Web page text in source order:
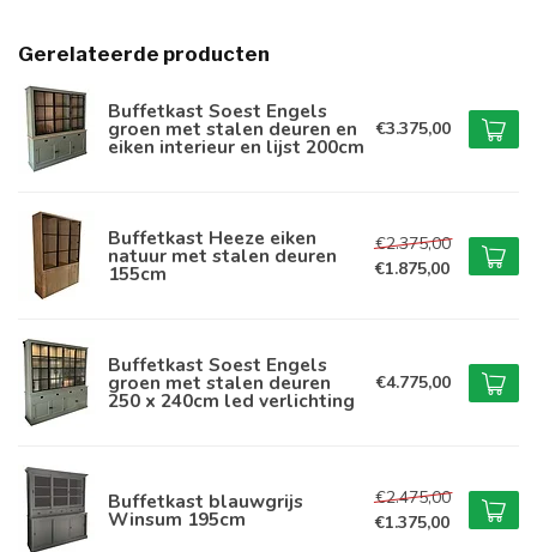
Gerelateerde producten
Buffetkast Soest Engels
groen met stalen deuren en
eiken interieur en lijst 200cm
€3.375,00
Buffetkast Heeze eiken
natuur met stalen deuren
155cm
€2.375,00
€1.875,00
Buffetkast Soest Engels
groen met stalen deuren
250 x 240cm led verlichting
€4.775,00
Buffetkast blauwgrijs
Winsum 195cm
€2.475,00
€1.375,00